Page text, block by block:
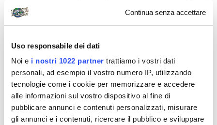
Continua senza accettare
Uso responsabile dei dati
Noi e i nostri 1022 partner trattiamo i vostri dati
personali, ad esempio il vostro numero IP, utilizzando
tecnologie come i cookie per memorizzare e accedere
alle informazioni sul vostro dispositivo al fine di
pubblicare annunci e contenuti personalizzati, misurare
gli annunci e i contenuti, ricercare il pubblico e sviluppare
tra le calle della città.
Info utili
Questa città si può visitare in un modo solo:
perdendosi! E’ delle dimensioni giuste per rapirvi, ma
non a tempo indeterminato.